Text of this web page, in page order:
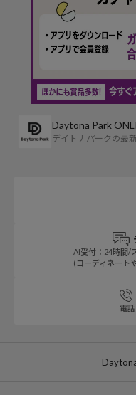
Daytona Park
デイトナパークの最
AI受付：24時間/
(コーディネート
電